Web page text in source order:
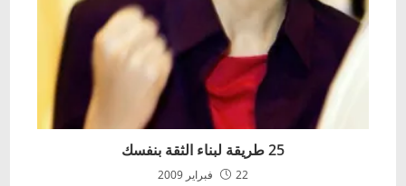
25 طريقة لبناء الثقة بنفسك
22 فبراير 2009